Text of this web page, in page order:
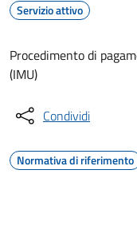
Servizio attivo
Procedimento di
(IMU)
Condividi
Normativa di riferimento